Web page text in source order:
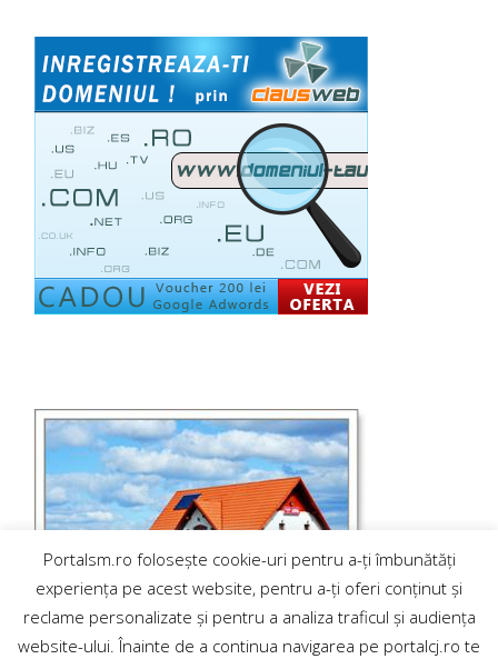
Portalsm.ro folosește cookie-uri pentru a-ți îmbunătăți
experiența pe acest website, pentru a-ți oferi conținut și
reclame personalizate și pentru a analiza traficul și audiența
website-ului. Înainte de a continua navigarea pe portalcj.ro te